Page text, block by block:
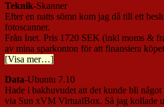
Teknik-Skanner
Efter en natts sömn kom jag då till ett
fotoscanner.
Från Inet. Pris 1720 SEK (inkl moms &
av mina sparkonton för att finansiera
[Visa mer…]
Data-Ubuntu 7.10
Hade i bakhuvudet att det kunde bli
via Sun xVM VirtualBox. Så jag kollade